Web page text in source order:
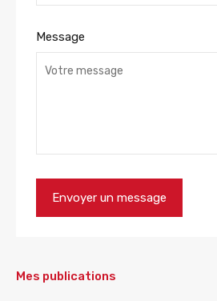
Message
Mes publications